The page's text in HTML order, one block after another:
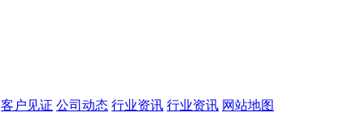
客户见证 公司动态 行业资讯 行业资讯 网站地图